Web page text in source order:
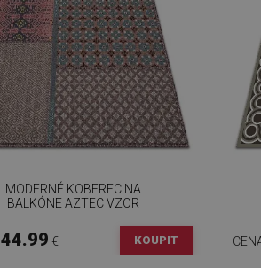
MODERNÉ KOBEREC NA
BALKÓNE AZTEC VZOR
44.99 € KOUPIT